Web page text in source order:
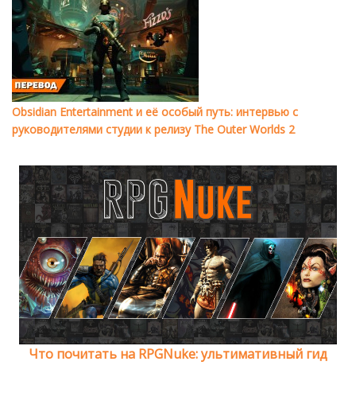
Obsidian Entertainment и её особый путь: интервью с
руководителями студии к релизу The Outer Worlds 2
Что почитать на RPGNuke: ультимативный гид